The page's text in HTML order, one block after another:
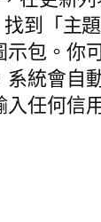
到「主
包。你
統會自
任何信